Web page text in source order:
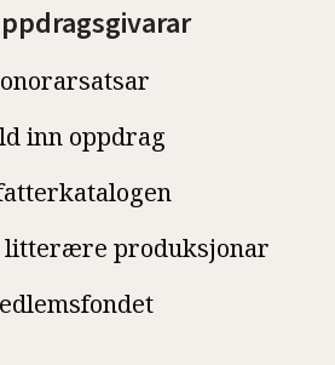
inn oppdrag
litterære produksjonar